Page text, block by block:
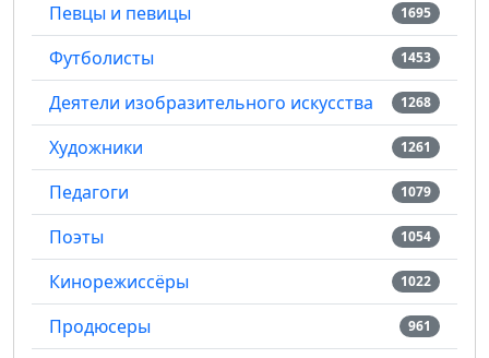
Певцы и певицы 1695
Футболисты 1453
Деятели изобразительного искусства 1268
Художники 1261
Педагоги 1079
Поэты 1054
Кинорежиссёры 1022
Продюсеры 961